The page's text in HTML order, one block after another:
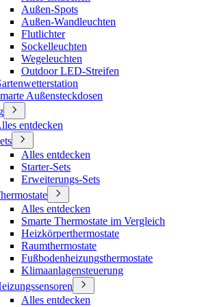
Außen-Spots
Außen-Wandleuchten
Flutlichter
Sockelleuchten
Wegeleuchten
Outdoor LED-Streifen
Außensteckdosen
entdecken
Alles entdecken
Starter-Sets
Erweiterungs-Sets
Alles entdecken
Smarte Thermostate im Vergleich
Heizkörperthermostate
Raumthermostate
Fußbodenheizungsthermostate
Klimaanlagensteuerung
Alles entdecken